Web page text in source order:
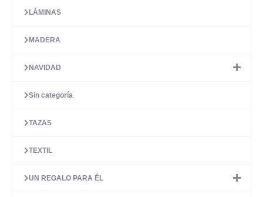
LÁMINAS
MADERA
NAVIDAD
Sin categoría
TAZAS
TEXTIL
UN REGALO PARA ÉL